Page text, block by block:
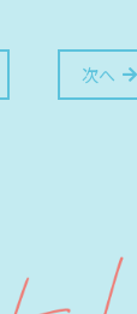
次へ